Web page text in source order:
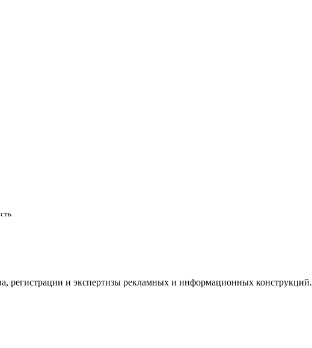
регистрации и экспертизы рекламных и информационных конструкций.